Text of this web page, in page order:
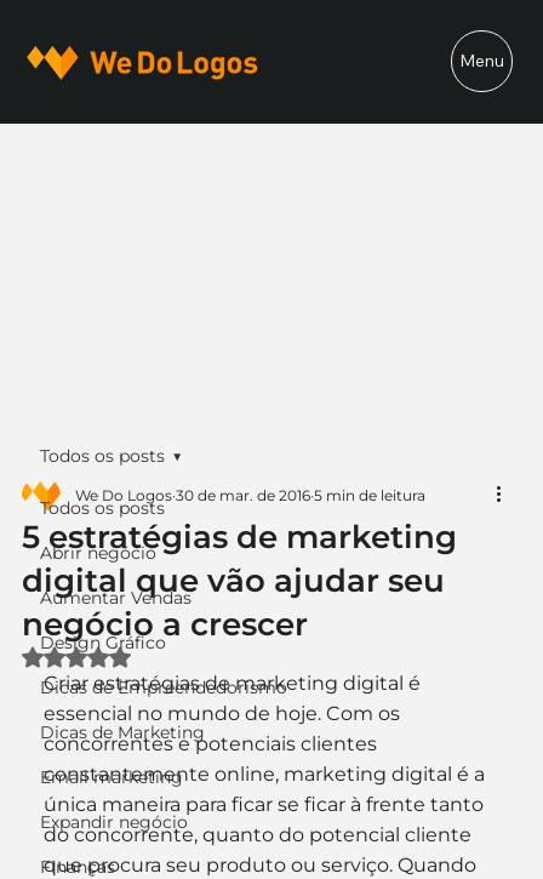
Menu
Todos os posts
Abrir negócio
Aumentar Vendas
Design Gráfico
Dicas de Empreendedorismo
Dicas de Marketing
Email marketing
Expandir negócio
Finanças
Todos os posts
5 estratégias de marketing
digital que vão ajudar seu
negócio a crescer
We Do Logos 30 de mar. de 2016 5 min de leitura
Avaliado com NaN de 5 estrelas.
Criar estratégias de marketing digital é
essencial no mundo de hoje. Com os
concorrentes e potenciais clientes
constantemente online, marketing digital é a
única maneira para ficar se ficar à frente tanto
do concorrente, quanto do potencial cliente
que procura seu produto ou serviço. Quando